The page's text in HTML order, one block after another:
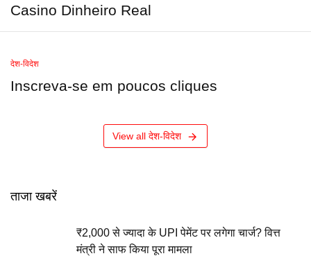
Casino Dinheiro Real
देश-विदेश
Inscreva-se em poucos cliques
View all देश-विदेश
ताजा खबरें
₹2,000 से ज्यादा के UPI पेमेंट पर लगेगा चार्ज? वित्त
मंत्री ने साफ किया पूरा मामला